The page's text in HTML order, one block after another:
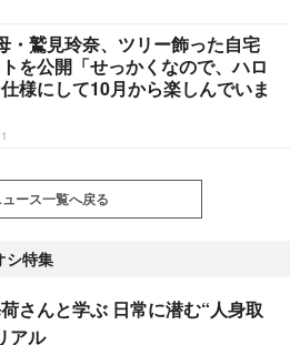
・鷲見玲奈、ツリー飾った自宅
を公開「せっかくなので、ハロ
様にして10月から楽しんでいま
ース一覧へ戻る
シ特集
さんと学ぶ 日常に潜む“人身取
アル